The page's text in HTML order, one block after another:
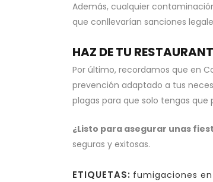
Además, cualquier
que conllevarían sanciones
HAZ DE TU
Por último, recordamos que en
prevención adaptado a tus
plagas para que solo tengas
¿Listo para asegurar unas
seguras y exitosas.
ETIQUETAS: fumigaciones